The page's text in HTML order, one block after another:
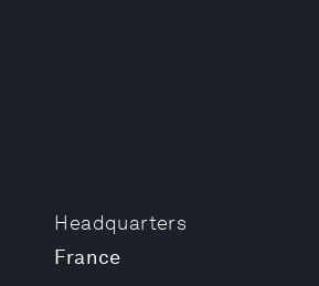
Headquarters
France